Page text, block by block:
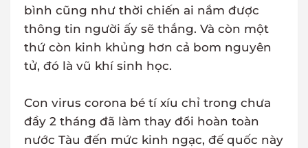
bình cũng như thời chiến ai nắm được
thông tin người ấy sẽ thắng. Và còn một
thứ còn kinh khủng hơn cả bom nguyên
tử, đó là vũ khí sinh học.
Con virus corona bé tí xíu chỉ trong chưa
đầy 2 tháng đã làm thay đổi hoàn toàn
nước Tàu đến mức kinh ngạc, đế quốc này